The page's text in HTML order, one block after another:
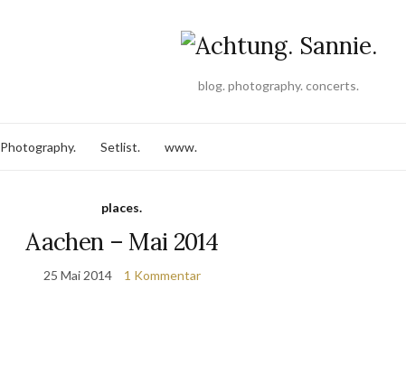
blog. photography. concerts.
Photography. Setlist. www.
places.
Aachen – Mai 2014
25 Mai 2014 1 Kommentar